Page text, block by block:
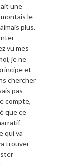
une
le
plus.
vu mes
je ne
et
chercher
pas
compte,
que ce
qui va
trouver